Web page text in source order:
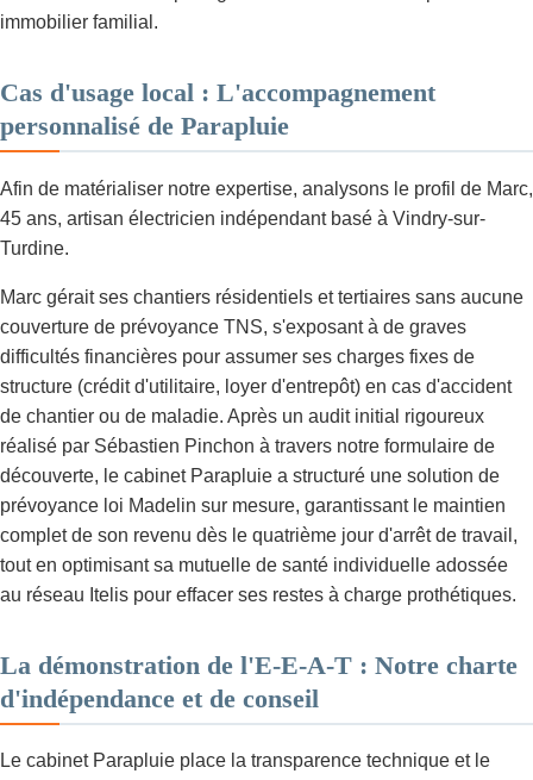
immobilier familial.
Cas d'usage local : L'accompagnement
personnalisé de Parapluie
Afin de matérialiser notre expertise, analysons le profil de Marc,
45 ans, artisan électricien indépendant basé à Vindry-sur-
Turdine.
Marc gérait ses chantiers résidentiels et tertiaires sans aucune
couverture de prévoyance TNS, s'exposant à de graves
difficultés financières pour assumer ses charges fixes de
structure (crédit d'utilitaire, loyer d'entrepôt) en cas d'accident
de chantier ou de maladie. Après un audit initial rigoureux
réalisé par Sébastien Pinchon à travers notre formulaire de
découverte, le cabinet Parapluie a structuré une solution de
prévoyance loi Madelin sur mesure, garantissant le maintien
complet de son revenu dès le quatrième jour d'arrêt de travail,
tout en optimisant sa mutuelle de santé individuelle adossée
au réseau Itelis pour effacer ses restes à charge prothétiques.
La démonstration de l'E-E-A-T : Notre charte
d'indépendance et de conseil
Le cabinet Parapluie place la transparence technique et le